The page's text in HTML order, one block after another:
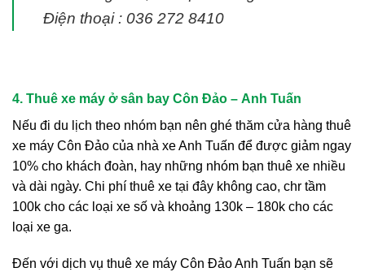
Điện thoại : 036 272 8410
4. Thuê xe máy ở sân bay Côn Đảo – Anh Tuấn
Nếu đi du lịch theo nhóm bạn nên ghé thăm cửa hàng thuê
xe máy Côn Đảo của nhà xe Anh Tuấn để được giảm ngay
10% cho khách đoàn, hay những nhóm bạn thuê xe nhiều
và dài ngày. Chi phí thuê xe tại đây không cao, chr tầm
100k cho các loại xe số và khoảng 130k – 180k cho các
loại xe ga.
Đến với dịch vụ thuê xe máy Côn Đảo Anh Tuấn bạn sẽ